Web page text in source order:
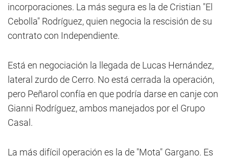
incorporaciones. La más segura es la de Cristian "El
Cebolla" Rodríguez, quien negocia la rescisión de su
contrato con Independiente.
Está en negociación la llegada de Lucas Hernández,
lateral zurdo de Cerro. No está cerrada la operación,
pero Peñarol confía en que podría darse en canje con
Gianni Rodríguez, ambos manejados por el Grupo
Casal.
La más difícil operación es la de "Mota" Gargano. Es